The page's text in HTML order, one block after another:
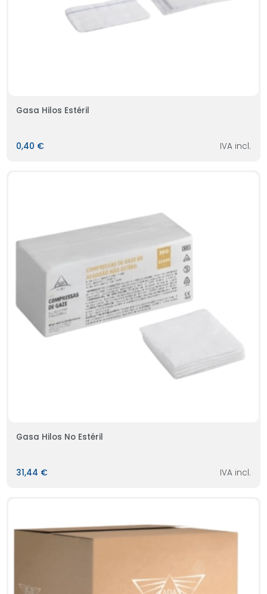
Gasa Hilos Estéril
0,40 € IVA incl.
Gasa Hilos No Estéril
31,44 € IVA incl.